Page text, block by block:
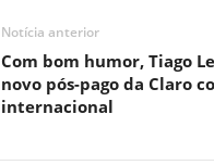
Notícia anterior
Com bom humor, Tiago
novo pós-pago da Claro
internacional